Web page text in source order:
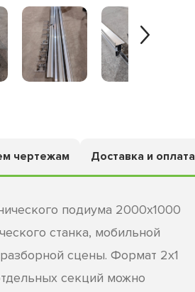
чертежам Доставка и оплата
подиума 2000х1000
станка, мобильной
сцены. Формат 2х1
секций можно